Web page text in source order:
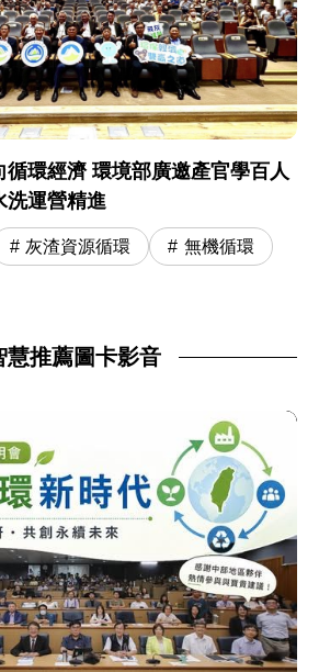
廣邀產官學百人
洗運營精進
灰渣資源循環 無機循環
慧推薦圖卡影音